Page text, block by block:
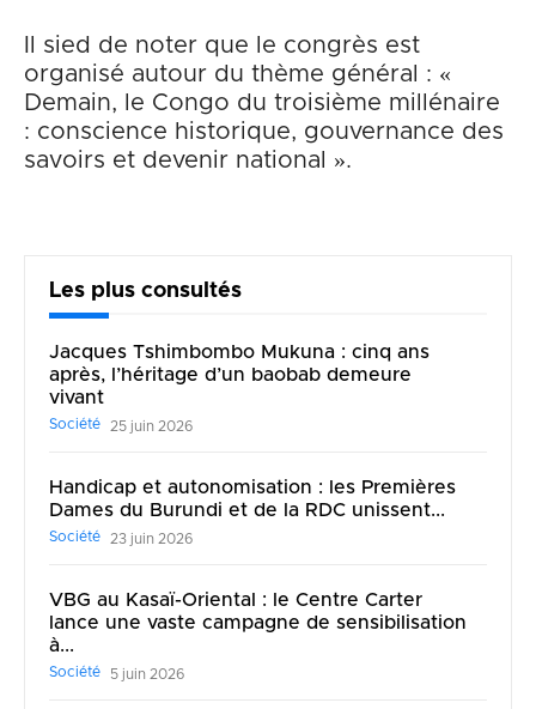
Il sied de noter que le congrès est
organisé autour du thème général : «
Demain, le Congo du troisième millénaire
: conscience historique, gouvernance des
savoirs et devenir national ».
Les plus consultés
Jacques Tshimbombo Mukuna : cinq ans
après, l’héritage d’un baobab demeure
vivant
Société 25 juin 2026
Handicap et autonomisation : les Premières
Dames du Burundi et de la RDC unissent...
Société 23 juin 2026
VBG au Kasaï-Oriental : le Centre Carter
lance une vaste campagne de sensibilisation
à...
Société 5 juin 2026